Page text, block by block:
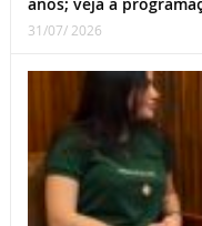
31/07/ 2026